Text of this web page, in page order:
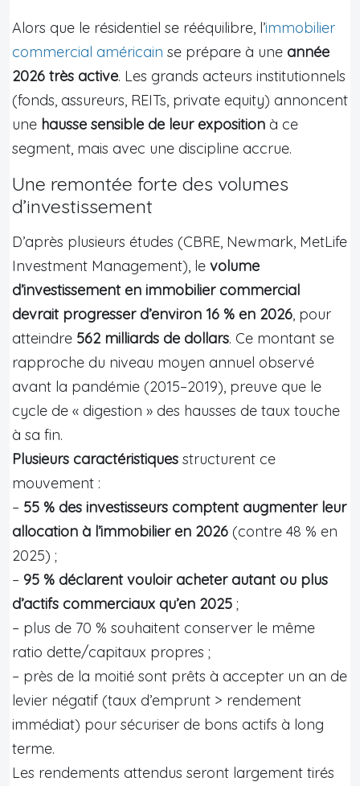
Alors que le résidentiel se rééquilibre, l’immobilier
commercial américain se prépare à une année
2026 très active. Les grands acteurs institutionnels
(fonds, assureurs, REITs, private equity) annoncent
une hausse sensible de leur exposition à ce
segment, mais avec une discipline accrue.
Une remontée forte des volumes
d’investissement
D’après plusieurs études (CBRE, Newmark, MetLife
Investment Management), le volume
d’investissement en immobilier commercial
devrait progresser d’environ 16 % en 2026, pour
atteindre 562 milliards de dollars. Ce montant se
rapproche du niveau moyen annuel observé
avant la pandémie (2015–2019), preuve que le
cycle de « digestion » des hausses de taux touche
à sa fin.
Plusieurs caractéristiques structurent ce
mouvement :
– 55 % des investisseurs comptent augmenter leur
allocation à l’immobilier en 2026 (contre 48 % en
2025) ;
– 95 % déclarent vouloir acheter autant ou plus
d’actifs commerciaux qu’en 2025 ;
– plus de 70 % souhaitent conserver le même
ratio dette/capitaux propres ;
– près de la moitié sont prêts à accepter un an de
levier négatif (taux d’emprunt > rendement
immédiat) pour sécuriser de bons actifs à long
terme.
Les rendements attendus seront largement tirés